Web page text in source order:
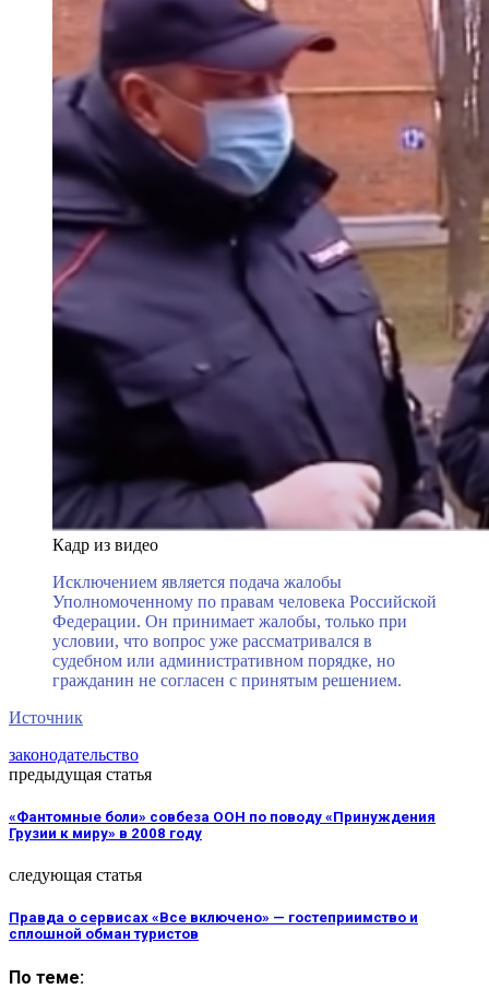
Кадр из видео
Исключением является подача жалобы
Уполномоченному по правам человека Российской
Федерации. Он принимает жалобы, только при
условии, что вопрос уже рассматривался в
судебном или административном порядке, но
гражданин не согласен с принятым решением.
Источник
законодательство
предыдущая статья
«Фантомные боли» совбеза ООН по поводу «Принуждения
Грузии к миру» в 2008 году
следующая статья
Правда о сервисах «Все включено» — гостеприимство и
сплошной обман туристов
По теме: